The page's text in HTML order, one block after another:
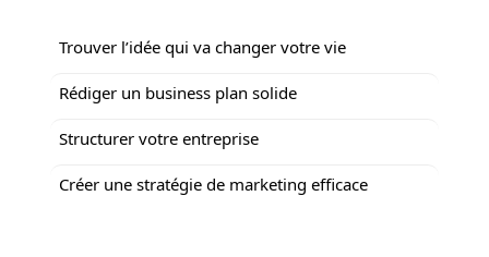
Trouver l’idée qui va changer votre vie
Rédiger un business plan solide
Structurer votre entreprise
Créer une stratégie de marketing efficace